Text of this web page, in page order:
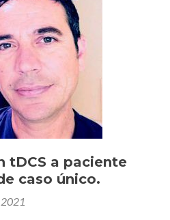
tDCS a paciente
caso único.